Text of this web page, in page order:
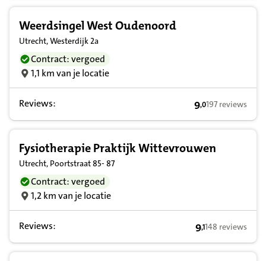
Weerdsingel West Oudenoord
Utrecht, Westerdijk 2a
Contract: vergoed
1,1 km van je locatie
Reviews: 9,0 op basis van
9,0197 reviews
Fysiotherapie Praktijk Wittevrouwen
Utrecht, Poortstraat 85- 87
Contract: vergoed
1,2 km van je locatie
Reviews: 9,1 op basis van
9,1148 reviews